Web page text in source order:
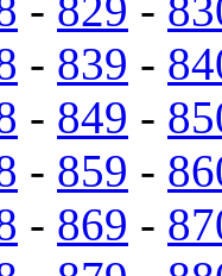
- 839 -
- 849 -
- 859 -
- 869 -